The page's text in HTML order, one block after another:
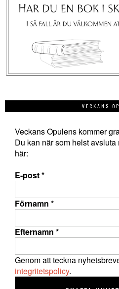
VECKANS
Veckans Opulens kommer
Du kan när som helst
här:
E-post*
Förnamn *
Efternamn *
Genom att teckna
integritetspolicy.